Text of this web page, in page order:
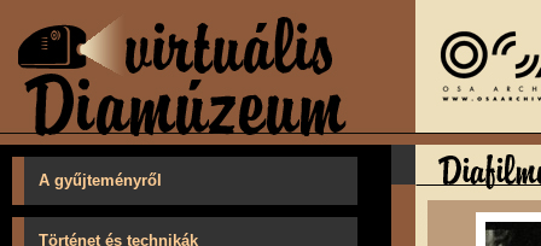
A gyűjteményről
Történet és technikák